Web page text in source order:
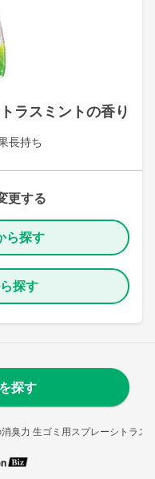
臭力 生ゴミ用スプレーシトラス
ラスミントの香り
長持ち
更する
ら探す
探す
探す